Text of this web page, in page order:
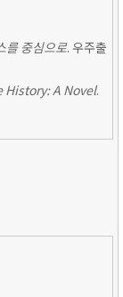
를 중심으로. 우주출
History: A Novel.